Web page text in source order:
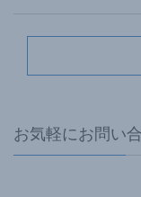
お気軽にお問い